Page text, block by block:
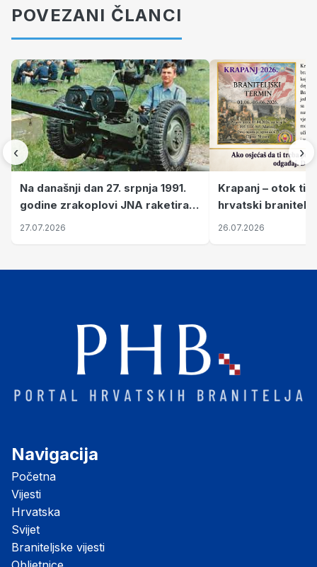
POVEZANI ČLANCI
‹
Na današnji dan 27. srpnja 1991.
godine zrakoplovi JNA raketirali
su vojarnu i obučni centar "Nikola
27.07.2026
Krapanj – otok
hrvatski branitelji
pronalaze mir
26.07.2026
›
Navigacija
Početna
Vijesti
Hrvatska
Svijet
Braniteljske vijesti